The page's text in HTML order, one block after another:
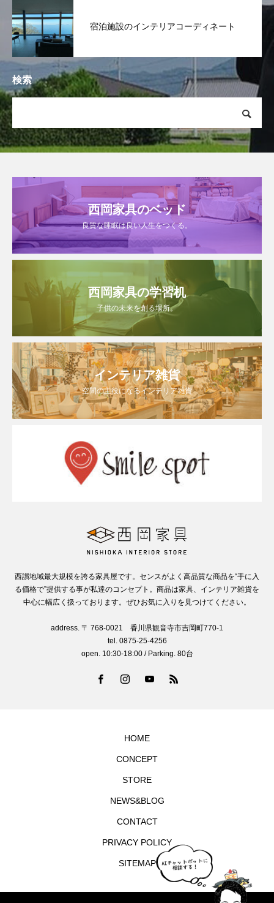
宿泊施設のインテリアコーディネート
検索
西岡家具のベッド
良質な睡眠は良い人生をつくる。
西岡家具の学習机
子供の未来を創る場所。
インテリア雑貨
空間の主役になるインテリア雑貨
西讃地域最大規模を誇る家具屋です。センスがよく高品質な商品を“手に入
る価格で”提供する事が私達のコンセプト。商品は家具、インテリア雑貨を
中心に幅広く扱っております。ぜひお気に入りを見つけてください。
address. 〒 768-0021 香川県観音寺市吉岡町770-1
tel. 0875-25-4256
open. 10:30-18:00 / Parking. 80台
HOME
CONCEPT
STORE
NEWS&BLOG
CONTACT
PRIVACY POLICY
SITEMAP